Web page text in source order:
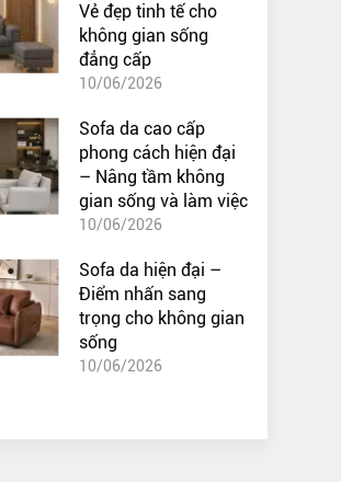
Vẻ đẹp tinh tế cho
không gian sống
đẳng cấp
10/06/2026
Sofa da cao cấp
phong cách hiện đại
– Nâng tầm không
gian sống và làm việc
10/06/2026
Sofa da hiện đại –
Điểm nhấn sang
trọng cho không gian
sống
10/06/2026